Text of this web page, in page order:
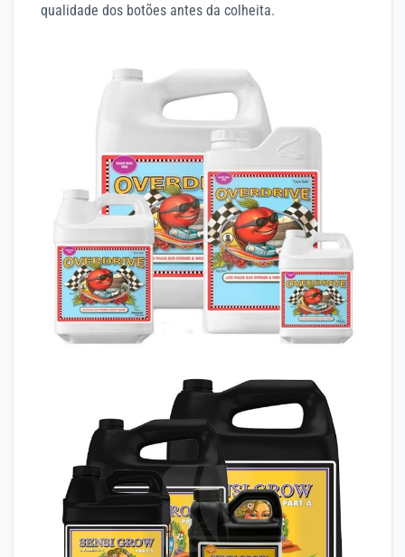
qualidade dos botões antes da colheita.